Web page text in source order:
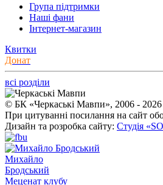
Група підтримки
Наші фани
Інтернет-магазин
Квитки
Донат
всі розділи
© БК «Черкаські Мавпи», 2006 - 2026
При цитуванні посилання на сайт
Дизайн та розробка сайту: Студія
Михайло
Бродський
Меценат клубу